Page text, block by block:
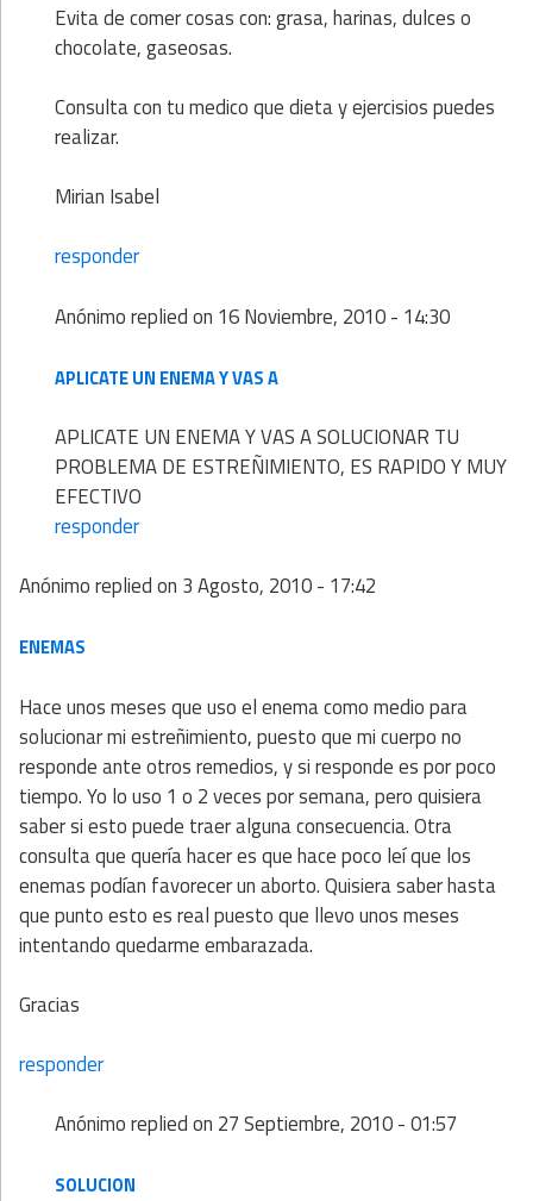
Evita de comer cosas con: grasa, harinas, dulces o
chocolate, gaseosas.
Consulta con tu medico que dieta y ejercisios puedes
realizar.
Mirian Isabel
responder
Anónimoreplied on 16 Noviembre, 2010 - 14:30
APLICATE UN ENEMA Y VAS A
APLICATE UN ENEMA Y VAS A SOLUCIONAR TU
PROBLEMA DE ESTREÑIMIENTO, ES RAPIDO Y MUY
EFECTIVO
responder
Anónimoreplied on 3 Agosto, 2010 - 17:42
ENEMAS
Hace unos meses que uso el enema como medio para
solucionar mi estreñimiento, puesto que mi cuerpo no
responde ante otros remedios, y si responde es por poco
tiempo. Yo lo uso 1 o 2 veces por semana, pero quisiera
saber si esto puede traer alguna consecuencia. Otra
consulta que quería hacer es que hace poco leí que los
enemas podían favorecer un aborto. Quisiera saber hasta
que punto esto es real puesto que llevo unos meses
intentando quedarme embarazada.
Gracias
responder
Anónimoreplied on 27 Septiembre, 2010 - 01:57
SOLUCION